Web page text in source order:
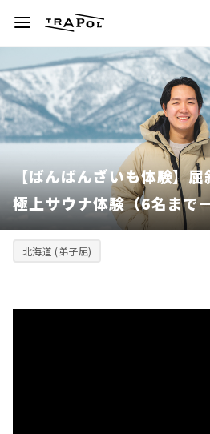
【ばんばんざいも体験】
極上サウナ体験（6名ま
北海道 (弟子屈)